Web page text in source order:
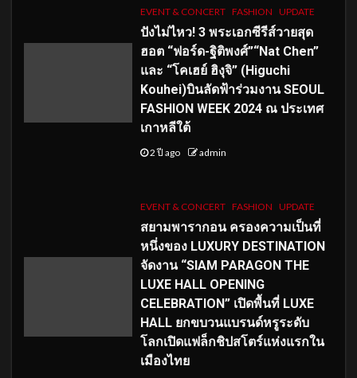
EVENT & CONCERT FASHION UPDATE
ปังไม่ไหว! 3 พระเอกซีรีส์วายสุด
ฮอต “ฟอร์ด-ฐิติพงศ์”“Nat Chen”
และ “โคเฮย์ ฮิงุจิ” (Higuchi
Kouhei)บินลัดฟ้าร่วมงาน SEOUL
FASHION WEEK 2024 ณ ประเทศ
เกาหลีใต้
2 ปี ago admin
EVENT & CONCERT FASHION UPDATE
สยามพารากอน ครองความเป็นที่
หนึ่งของ LUXURY DESTINATION
จัดงาน “SIAM PARAGON THE
LUXE HALL OPENING
CELEBRATION” เปิดพื้นที่ LUXE
HALL ยกขบวนแบรนด์หรูระดับ
โลกเปิดแฟล็กชิปสโตร์แห่งแรกใน
เมืองไทย